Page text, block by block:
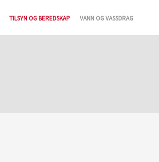
TILSYN OG BEREDSKAP VANN OG VASSDRAG